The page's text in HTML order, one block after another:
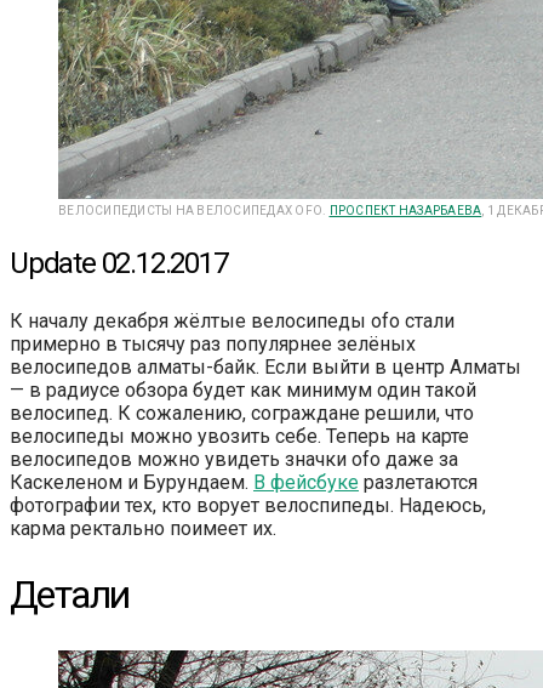
ВЕЛОСИПЕДИСТЫ НА ВЕЛОСИПЕДАХ OFO. ПРОСПЕКТ НАЗАРБАЕВА , 1
Update 02.12.2017
К началу декабря жёлтые велосипеды ofo стали
примерно в тысячу раз популярнее зелёных
велосипедов алматы-байк. Если выйти в центр Алматы
— в радиусе обзора будет как минимум один такой
велосипед. К сожалению, сограждане решили, что
велосипеды можно увозить себе. Теперь на карте
велосипедов можно увидеть значки ofo даже за
Каскеленом и Бурундаем. В фейсбуке разлетаются
фотографии тех, кто ворует велоспипеды. Надеюсь,
карма ректально поимеет их.
Детали